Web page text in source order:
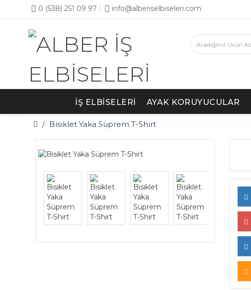
0 (538) 251 09 97 info@alberiselbiseleri.com
İŞ ELBISELERI AYAK KORUYUCULAR
Bisiklet Yaka Süprem T-Shirt